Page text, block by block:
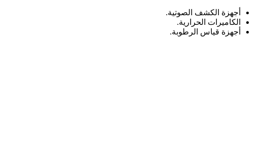
أجهزة الكشف الصوتية.
الكاميرات الحرارية.
أجهزة قياس الرطوبة.